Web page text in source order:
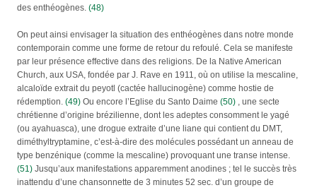
des enthéogènes. (48)
On peut ainsi envisager la situation des enthéogènes dans notre monde
contemporain comme une forme de retour du refoulé. Cela se manifeste
par leur présence effective dans des religions. De la Native American
Church, aux USA, fondée par J. Rave en 1911, où on utilise la mescaline,
alcaloïde extrait du peyotl (cactée hallucinogène) comme hostie de
rédemption. (49) Ou encore l’Eglise du Santo Daime (50) , une secte
chrétienne d’origine brézilienne, dont les adeptes consomment le yagé
(ou ayahuasca), une drogue extraite d’une liane qui contient du DMT,
diméthyltryptamine, c’est-à-dire des molécules possédant un anneau de
type benzénique (comme la mescaline) provoquant une transe intense.
(51) Jusqu’aux manifestations apparemment anodines ; tel le succès très
inattendu d’une chansonnette de 3 minutes 52 sec. d’un groupe de